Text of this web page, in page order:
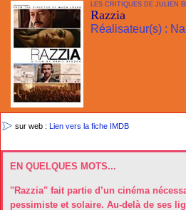
LES CRITIQUES DE JULIEN
Razzia
Réalisateur(s) :
EN QUELQUES MOTS...
"Razzia" fait partie d’un cinéma
pessimiste et solaire. Au-delà de ses
sur web : Lien vers la fiche IMDB